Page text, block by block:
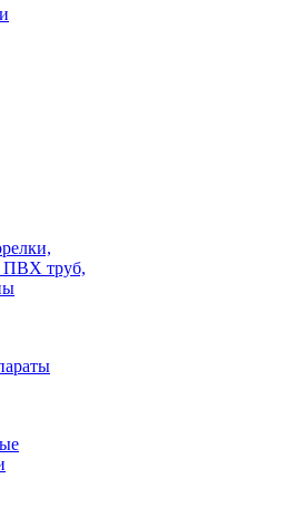
ПВХ труб,